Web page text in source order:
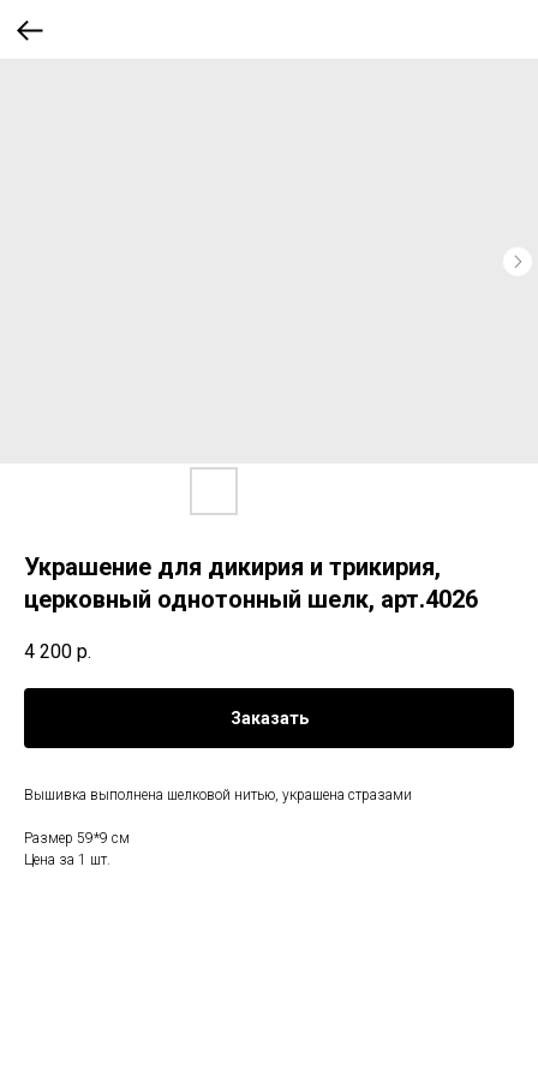
Украшение для дикирия и трикирия,
церковный однотонный шелк, арт.4026
4 200 р.
Заказать
Вышивка выполнена шелковой нитью, украшена стразами
Размер 59*9 см
Цена за 1 шт.